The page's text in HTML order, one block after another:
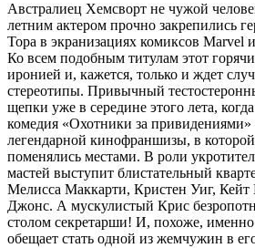
Австралиец Хемсворт не чужой
летним актером прочно закре­пились
Тора в экраниза­циях комиксов Marvel
Ко всем подобным титулам этот
иро­нией и, кажется, только и ждет
стереотипы. Привыч­ный
щепки уже в середине этого лета,
комедия «Охотни­ки за
легендарной кинофраншизы, в которой
поменялись местами. В роли
мастей выступит блистатель­ный
Ме­лисса Маккарти, Кристен Уиг,
Джонс. А мускули­стый Крис
столом секретарши! И, похоже, именно
обещает стать од­ной из жемчужин в